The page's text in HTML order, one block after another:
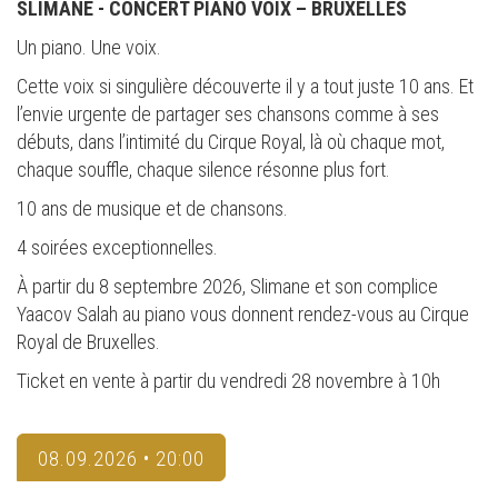
SLIMANE - CONCERT PIANO VOIX – BRUXELLES
Un piano. Une voix.
Cette voix si singulière découverte il y a tout juste 10 ans. Et
l’envie urgente de partager ses chansons comme à ses
débuts, dans l’intimité du Cirque Royal, là où chaque mot,
chaque souffle, chaque silence résonne plus fort.
10 ans de musique et de chansons.
4 soirées exceptionnelles.
À partir du 8 septembre 2026, Slimane et son complice
Yaacov Salah au piano vous donnent rendez-vous au Cirque
Royal de Bruxelles.
Ticket en vente à partir du vendredi 28 novembre à 10h
08.09.2026 • 20:00